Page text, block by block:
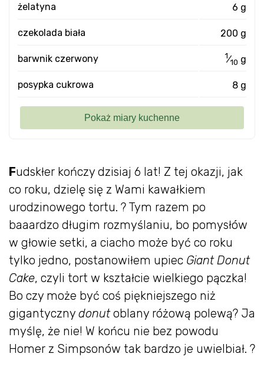
Fudskłer kończy dzisiaj 6 lat! Z tej okazji, jak
co roku, dzielę się z Wami kawałkiem
urodzinowego tortu. ? Tym razem po
baaardzo długim rozmyślaniu, bo pomysłów
w głowie setki, a ciacho może być co roku
tylko jedno, postanowiłem upiec Giant Donut
Cake, czyli tort w kształcie wielkiego pączka!
Bo czy może być coś piękniejszego niż
gigantyczny donutoblany różową polewą? Ja
myślę, że nie! W końcu nie bez powodu
Homer z Simpsonów tak bardzo je uwielbiał. ?
żelatyna 6 g
czekolada biała 200 g
barwnik czerwony 1⁄10 g
posypka cukrowa 8 g